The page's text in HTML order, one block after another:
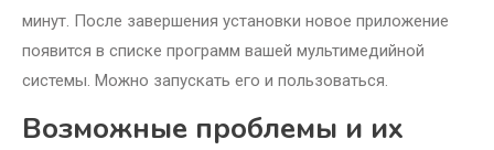
минут. После завершения установки новое приложение
появится в списке программ вашей мультимедийной
системы. Можно запускать его и пользоваться.
Возможные проблемы и их